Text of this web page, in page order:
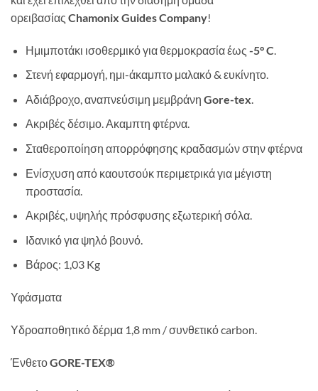
ορειβασίας Chamonix Guides Company!
Ημιμποτάκι ισοθερμικό για θερμοκρασία έως -5° C
Στενή εφαρμογή, ημι-άκαμπτο μαλακό & ευκίνητο.
Αδιάβροχο, αναπνεύσιμη μεμβράνη Gore-tex.
Ακριβές δέσιμο. Ακαμπτη φτέρνα.
Σταθεροποίηση απορρόφησης κραδασμών στην φτέρνα
Ενίσχυση από καουτσούκ περιμετρικά για μέγιστη
προστασία.
Ακριβές, υψηλής πρόσφυσης εξωτερική σόλα.
Ιδανικό για ψηλό βουνό.
Βάρος: 1,03 Kg
Υφάσματα
Υδροαποθητικό δέρμα 1,8 mm / συνθετικό carbon.
ΈνθετοGORE-TEX®